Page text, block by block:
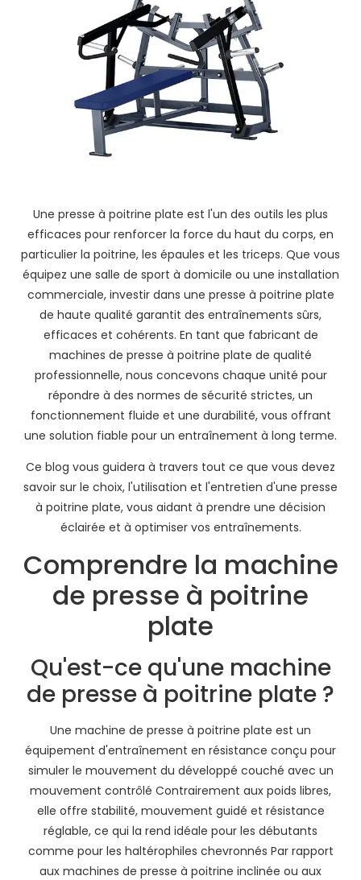
Une presse à poitrine plate est l'un des outils les plus
efficaces pour renforcer la force du haut du corps, en
particulier la poitrine, les épaules et les triceps. Que vous
équipez une salle de sport à domicile ou une installation
commerciale, investir dans une presse à poitrine plate
de haute qualité garantit des entraînements sûrs,
efficaces et cohérents. En tant que fabricant de
machines de presse à poitrine plate de qualité
professionnelle, nous concevons chaque unité pour
répondre à des normes de sécurité strictes, un
fonctionnement fluide et une durabilité, vous offrant
une solution fiable pour un entraînement à long terme.
Ce blog vous guidera à travers tout ce que vous devez
savoir sur le choix, l'utilisation et l'entretien d'une presse
à poitrine plate, vous aidant à prendre une décision
éclairée et à optimiser vos entraînements.
Comprendre la machine
de presse à poitrine
plate
Qu'est-ce qu'une machine
de presse à poitrine plate ?
Une machine de presse à poitrine plate est un
équipement d'entraînement en résistance conçu pour
simuler le mouvement du développé couché avec un
mouvement contrôlé Contrairement aux poids libres,
elle offre stabilité, mouvement guidé et résistance
réglable, ce qui la rend idéale pour les débutants
comme pour les haltérophiles chevronnés Par rapport
aux machines de presse à poitrine inclinée ou aux